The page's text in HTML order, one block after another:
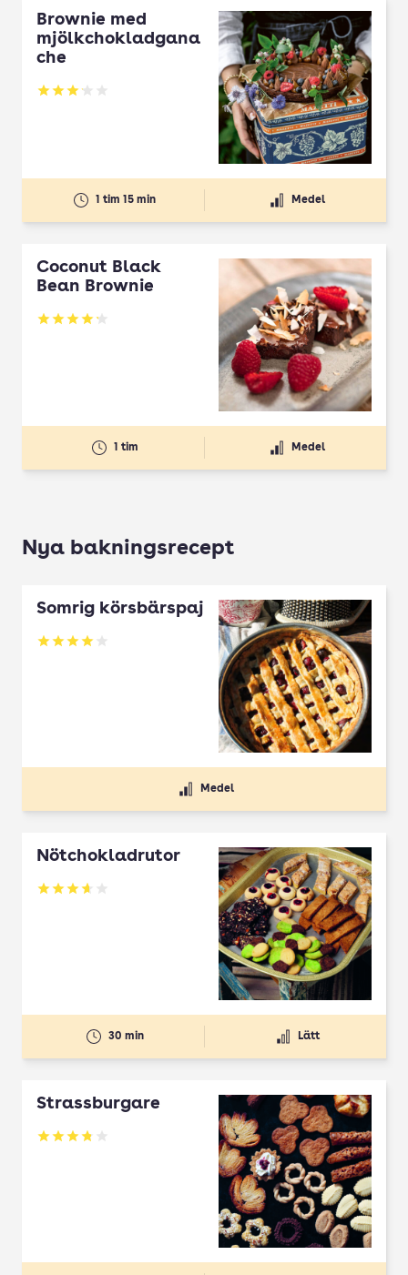
Brownie med
mjölkchokladgana
che
Betyg: 3.1 av 5
1 tim 15 min Medel
Coconut Black
Bean Brownie
Betyg: 4.23 av 5
1 tim Medel
Nya bakningsrecept
Somrig körsbärspaj
Betyg: 4 av 5
Medel
Nötchokladrutor
Betyg: 3.65 av 5
30 min Lätt
Strassburgare
Betyg: 3.78 av 5